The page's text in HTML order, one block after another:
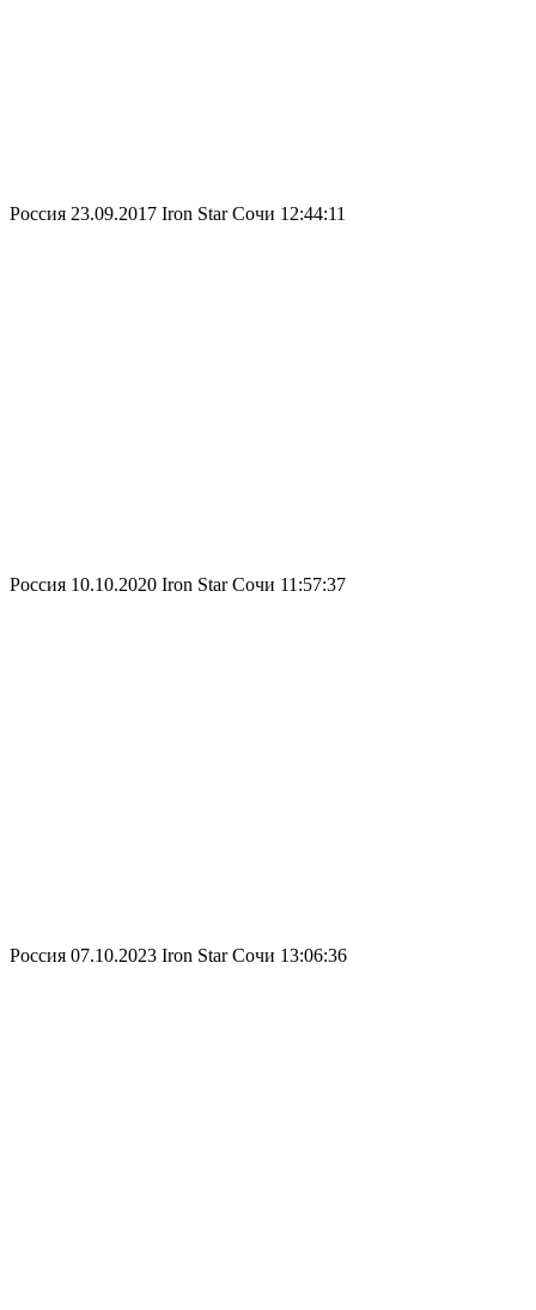
Россия 23.09.2017 Iron Star Сочи 12:44:11
Россия 10.10.2020 Iron Star Сочи 11:57:37
Россия 07.10.2023 Iron Star Сочи 13:06:36